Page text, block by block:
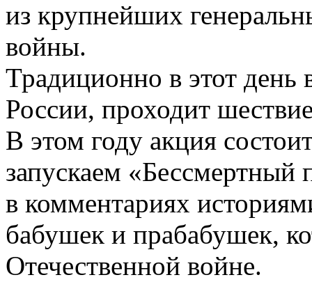
из крупнейших
войны.
Традиционно в этот день
России, проходит
В этом году акция
запускаем «Бессмертный
в комментариях
бабушек и прабабушек,
Отечественной войне.